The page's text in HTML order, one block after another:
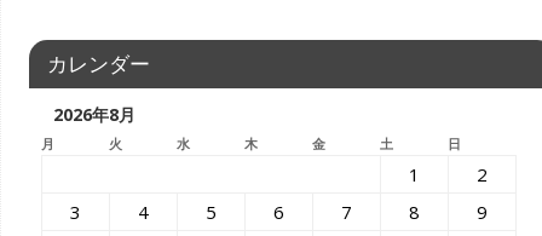
カレンダー
2026年8月
月 火 水 木 金 土 日
1
2
3
4 5 6 7 8
9